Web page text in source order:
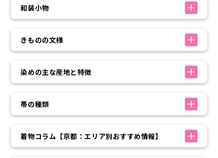
和装小物
きものの文様
染めの主な産地と特徴
帯の種類
着物コラム【京都：エリア別おすすめ情報】